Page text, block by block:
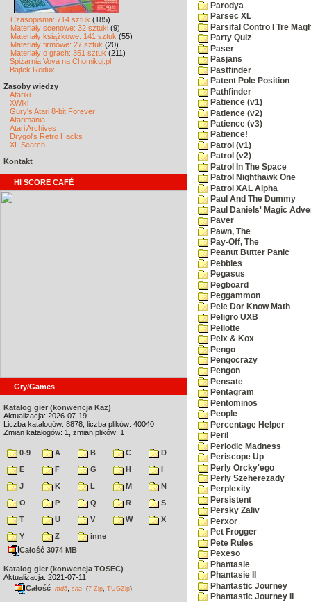
Czasopisma: 714 sztuk (185)
Materiały scenowe: 32 sztuki (9)
Materiały książkowe: 141 sztuk (55)
Materiały firmowe: 27 sztuk (20)
Materiały o grach: 351 sztuk (211)
Spiżarnia Voya na Chomikuj.pl
Bajtek Redux
Zasoby wiedzy
Atariki
XWiki
Gury's Atari 8-bit Forever
Atarimania
Atari Archives
Drygol's Retro Hacks
XL Search
Kontakt
HI SCORE CAFÉ
Gry/Games
Katalog gier (konwencja Kaz)
Aktualizacja: 2026-07-19
Liczba katalogów: 8878, liczba plików: 40040
Zmian katalogów: 1, zmian plików: 1
0-9 A B C
D
E
F G H
I
J
K L M
N
O
P Q R
S
T
U V W
X
Y
Z
inne
Całość 3074 MB
Katalog gier (konwencja TOSEC)
Aktualizacja: 2021-07-11
Całość md5 sha (7-Zip TUGZip)
Parodya
Parsec XL
Parsifal Contro I Tre
Party Quiz
Paser
Pasjans
Pastfinder
Patent Pole Position
Pathfinder
Patience (v1)
Patience (v2)
Patience (v3)
Patience!
Patrol (v1)
Patrol (v2)
Patrol In The Space
Patrol Nighthawk One
Patrol XAL Alpha
Paul And The Dummy
Paul Daniels' Magic
Paver
Pawn, The
Pay-Off, The
Peanut Butter Panic
Pebbles
Pegasus
Pegboard
Peggammon
Pele Dor Know Math
Peligro UXB
Pellotte
Pelx & Kox
Pengo
Pengocrazy
Pengon
Pensate
Pentagram
Pentominos
People
Percentage Helper
Peril
Periodic Madness
Periscope Up
Perly Orcky'ego
Perly Szeherezady
Perplexity
Persistent
Persky Zaliv
Perxor
Pet Frogger
Pete Rules
Pexeso
Phantasie
Phantasie II
Phantastic Journey
Phantastic Journey II